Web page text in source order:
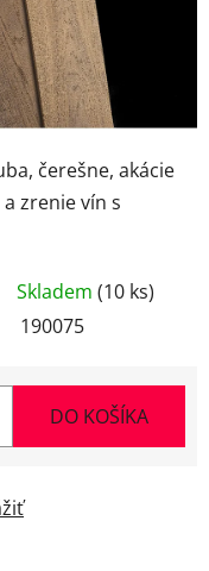
čerešne, akácie
zrenie vín s
Skladem (10 ks)
190075
DO KOŠÍKA